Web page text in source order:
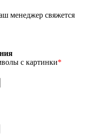
менеджер свяжется
с картинки*